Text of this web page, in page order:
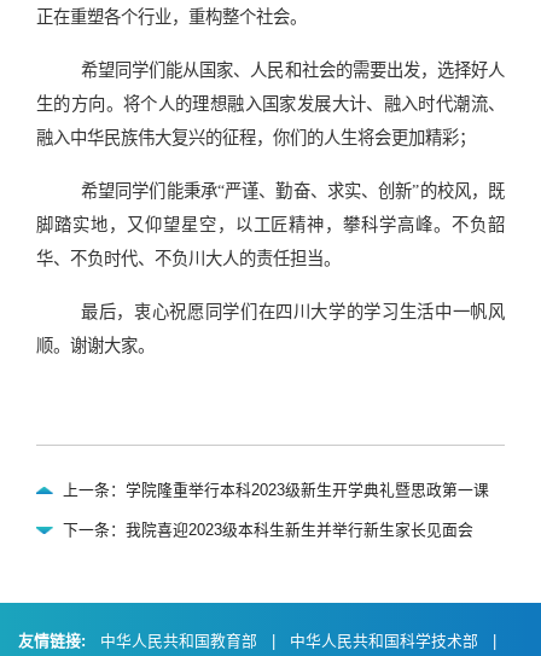
正在重塑各个行业，重构整个社会。
希望同学们能从国家、人民和社会的需要出发，选择好人
生的方向。将个人的理想融入国家发展大计、融入时代潮流、
融入中华民族伟大复兴的征程，你们的人生将会更加精彩；
希望同学们能秉承“严谨、勤奋、求实、创新”的校风，既
脚踏实地，又仰望星空，以工匠精神，攀科学高峰。不负韶
华、不负时代、不负川大人的责任担当。
最后，衷心祝愿同学们在四川大学的学习生活中一帆风
顺。谢谢大家。
上一条：学院隆重举行本科2023级新生开学典礼暨思政第一课
下一条：我院喜迎2023级本科生新生并举行新生家长见面会
友情链接: 中华人民共和国教育部 中华人民共和国科学技术部